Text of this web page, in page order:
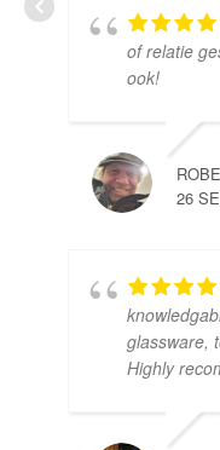
of relatie
ook!
26
glassware,
Highly